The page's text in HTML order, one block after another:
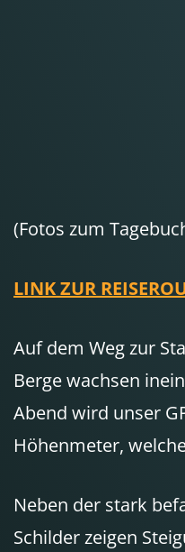
(Fotos zum
LINK ZUR
Auf dem Weg zur
Berge wachsen
Abend wird unser
Höhenmeter,
Neben der stark
Schilder zeigen